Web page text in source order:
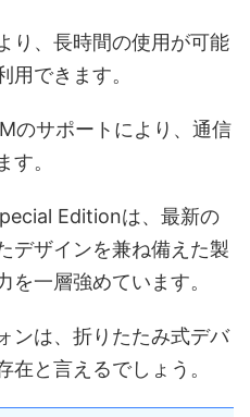
り、長時間の使用が可能
用できます。
のサポートにより、通信
。
Editionは、最新の
デザインを兼ね備えた製
を一層強めています。
ンは、折りたたみ式デバ
在と言えるでしょう。